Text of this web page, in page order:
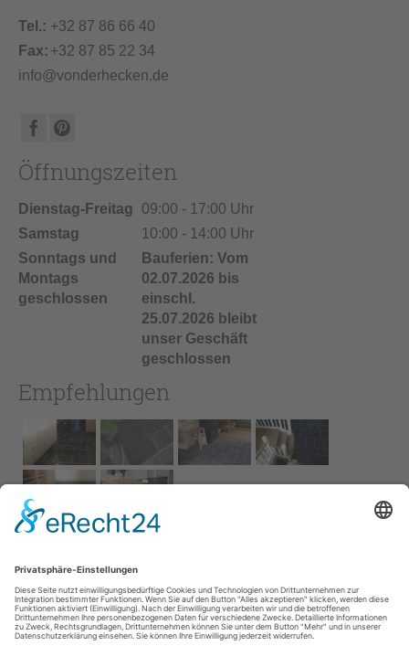
Tel.: +32 87 86 66 40
Fax: +32 87 85 22 34
info@vonderhecken.de
Öffnungszeiten
Dienstag-Freitag
09:00 - 17:00 Uhr
Samstag
10:00 - 14:00 Uhr
Sonntags und
Montags
geschlossen
Bauferien: Vom
02.07.2026 bis
einschl.
25.07.2026 bleibt
unser Geschäft
geschlossen
Empfehlungen
Impressum
AGB
Service